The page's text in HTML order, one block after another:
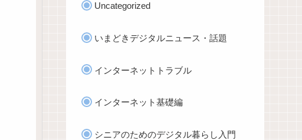
Uncategorized
いまどきデジタルニュース・話題
インターネットトラブル
インターネット基礎編
シニアのためのデジタル暮らし入門